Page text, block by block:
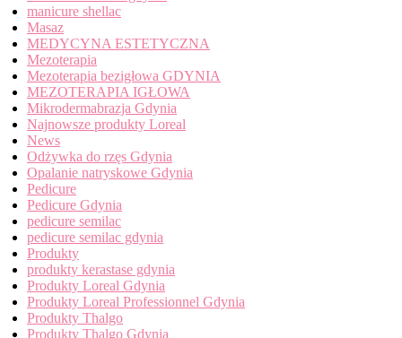
manicure shellac
Masaz
MEDYCYNA ESTETYCZNA
Mezoterapia
Mezoterapia bezigłowa GDYNIA
MEZOTERAPIA IGŁOWA
Mikrodermabrazja Gdynia
Najnowsze produkty Loreal
News
Odżywka do rzęs Gdynia
Opalanie natryskowe Gdynia
Pedicure
Pedicure Gdynia
pedicure semilac
pedicure semilac gdynia
Produkty
produkty kerastase gdynia
Produkty Loreal Gdynia
Produkty Loreal Professionnel Gdynia
Produkty Thalgo
Produkty Thalgo Gdynia